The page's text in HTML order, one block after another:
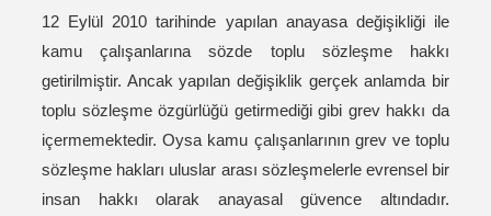
12 Eylül 2010 tarihinde yapılan anayasa değişikliği ile
kamu çalışanlarına sözde toplu sözleşme hakkı
getirilmiştir. Ancak yapılan değişiklik gerçek anlamda bir
toplu sözleşme özgürlüğü getirmediği gibi grev hakkı da
içermemektedir. Oysa kamu çalışanlarının grev ve toplu
sözleşme hakları uluslar arası sözleşmelerle evrensel bir
insan hakkı olarak anayasal güvence altındadır.